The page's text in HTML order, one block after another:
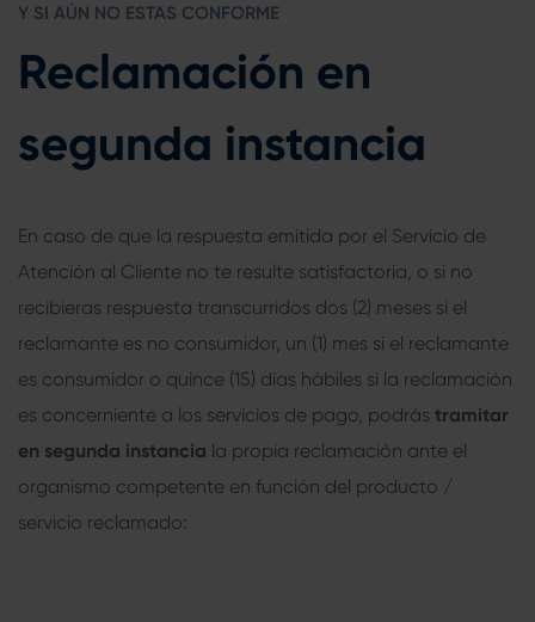
Y SI AÚN NO ESTAS CONFORME
Reclamación en
segunda instancia
En caso de que la respuesta emitida por el Servicio de
Atención al Cliente no te resulte satisfactoria, o si no
recibieras respuesta transcurridos dos (2) meses si el
reclamante es no consumidor, un (1) mes si el reclamante
es consumidor o quince (15) días hábiles si la reclamación
es concerniente a los servicios de pago, podrás tramitar
en segunda instancia la propia reclamación ante el
organismo competente en función del producto /
servicio reclamado: